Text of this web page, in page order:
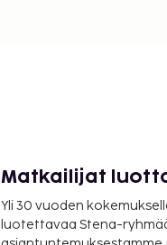
Matkailijat
Yli 30 vuoden
luotettavaa Stena-